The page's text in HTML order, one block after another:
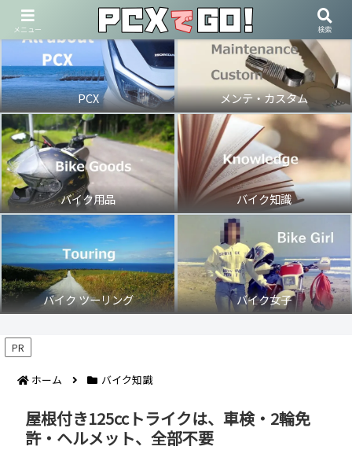
PCX メンテ・カスタム
バイク用品 バイク知識
バイク ツーリング バイク女子
PR
ホーム バイク知識
屋根付き125ccトライクは、車検・2輪免
許・ヘルメット、全部不要
メニュー 検索